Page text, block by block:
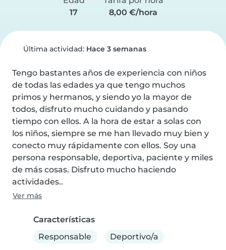
17
8,00 €/hora
Última actividad: Hace 3 semanas
Tengo bastantes años de experiencia con niños
de todas las edades ya que tengo muchos
primos y hermanos, y siendo yo la mayor de
todos, disfruto mucho cuidando y pasando
tiempo con ellos. A la hora de estar a solas con
los niños, siempre se me han llevado muy bien y
conecto muy rápidamente con ellos. Soy una
persona responsable, deportiva, paciente y miles
de más cosas. Disfruto mucho haciendo
actividades..
Ver más
Características
Responsable
Deportivo/a